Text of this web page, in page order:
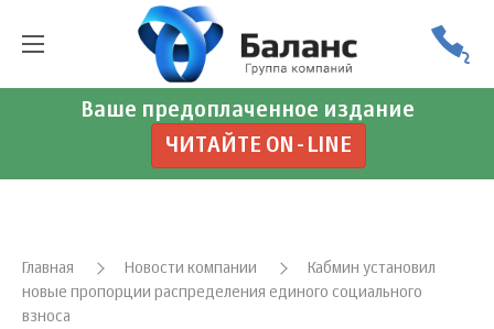
Ваше предоплаченное издание
ЧИТАЙТЕ ON-LINE
Главная Новости компании
Кабмин установил
новые пропорции распределения единого социального
взноса